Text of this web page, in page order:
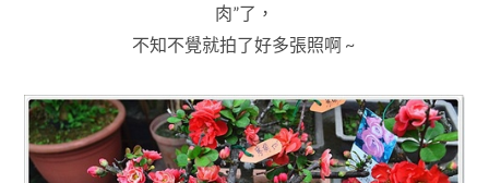
肉”了 ，
不知不覺就拍了好多張照啊 ~